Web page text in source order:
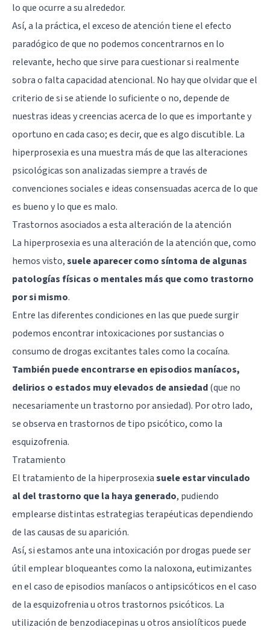
lo que ocurre a su alrededor.
Así, a la práctica, el exceso de atención tiene el efecto
paradógico de que no podemos concentrarnos en lo
relevante, hecho que sirve para cuestionar si realmente
sobra o falta capacidad atencional. No hay que olvidar que el
criterio de si se atiende lo suficiente o no, depende de
nuestras ideas y creencias acerca de lo que es importante y
oportuno en cada caso; es decir, que es algo discutible. La
hiperprosexia es una muestra más de que las alteraciones
psicológicas son analizadas siempre a través de
convenciones sociales e ideas consensuadas acerca de lo que
es bueno y lo que es malo.
Trastornos asociados a esta alteración de la atención
La hiperprosexia es una alteración de la atención que, como
hemos visto,suele aparecer como síntoma de algunas
patologías físicas o mentales más que como trastorno
por si mismo.
Entre las diferentes condiciones en las que puede surgir
podemos encontrar intoxicaciones por sustancias o
consumo de drogas excitantes tales como la cocaína.
También puede encontrarse en episodios maníacos,
delirios o estados muy elevados de ansiedad(que no
necesariamente un trastorno por ansiedad). Por otro lado,
se observa en trastornos de tipo psicótico, como la
esquizofrenia.
Tratamiento
El tratamiento de la hiperprosexiasuele estar vinculado
al del trastorno que la haya generado, pudiendo
emplearse distintas estrategias terapéuticas dependiendo
de las causas de su aparición.
Así, si estamos ante una intoxicación por drogas puede ser
útil emplear bloqueantes como la naloxona, eutimizantes
en el caso de episodios maníacos o antipsicóticos en el caso
de la esquizofrenia u otros trastornos psicóticos. La
utilización de benzodiacepinasu otros ansiolíticos puede